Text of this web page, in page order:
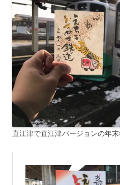
直江津で直江津バージョンの年